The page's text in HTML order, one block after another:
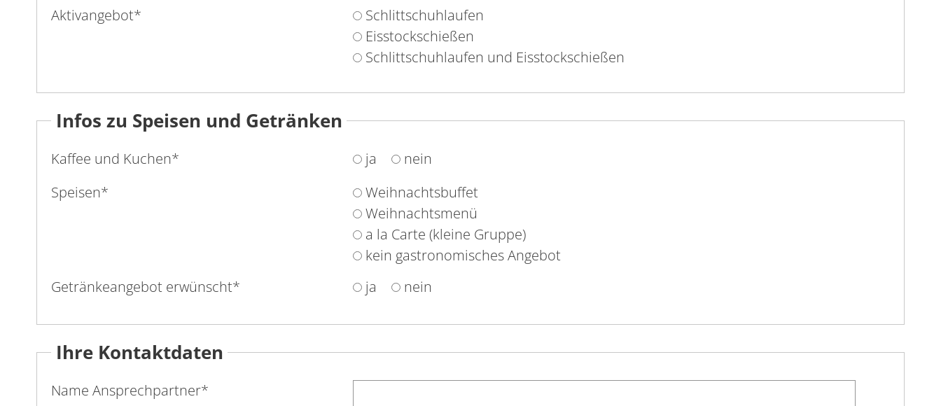
Aktivangebot*
Schlittschuhlaufen
Eisstockschießen
Schlittschuhlaufen und Eisstockschießen
Infos zu Speisen und Getränken
Kaffee und Kuchen* ja
nein
Speisen*
Weihnachtsbuffet
Weihnachtsmenü
a la Carte (kleine Gruppe)
kein gastronomisches Angebot
Getränkeangebot erwünscht* ja nein
Ihre Kontaktdaten
Name Ansprechpartner*